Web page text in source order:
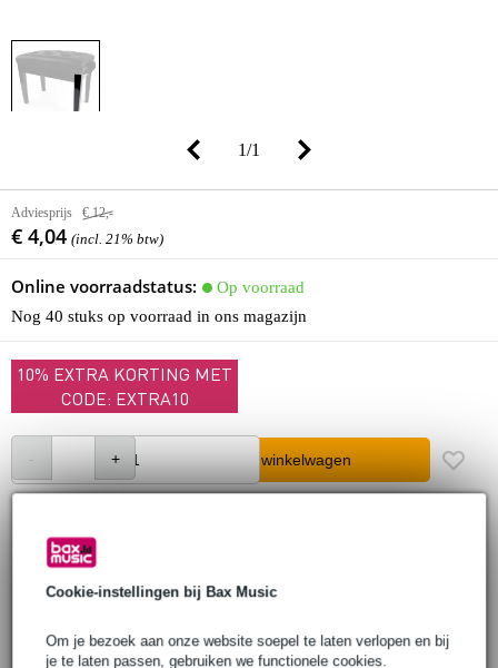
Cookie-instellingen bij Bax Music
Om je bezoek aan onze website soepel te laten verlopen en bij
je te laten passen, gebruiken we functionele cookies.
1/1
Adviesprijs € 12,-
€ 4,04 (incl. 21% btw)
Online voorraadstatus:
Op voorraad
Nog 40 stuks op voorraad in ons magazijn
10% EXTRA KORTING MET
CODE: EXTRA10
In winkelwagen
Bestel voor 23:00 = morgen in huis